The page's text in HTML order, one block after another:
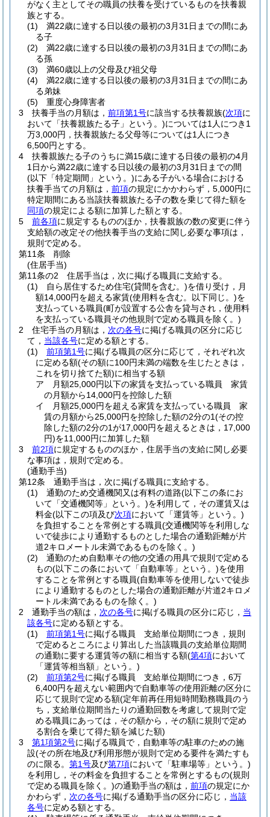
がなく主としてその職員の扶養を受けているものを扶養親
族とする。
(1)
満22歳に達する日以後の最初の3月31日までの間にあ
る子
(2)
満22歳に達する日以後の最初の3月31日までの間にあ
る孫
(3)
満60歳以上の父母及び祖父母
(4)
満22歳に達する日以後の最初の3月31日までの間にあ
る弟妹
(5)
重度心身障害者
3
扶養手当の月額は， 前項第1号に該当する扶養親族(次項に
おいて「扶養親族たる子」という。)については1人につき1
万3,000円，扶養親族たる父母等については1人につき
6,500円とする。
4
扶養親族たる子のうちに満15歳に達する日後の最初の4月
1日から満22歳に達する日以後の最初の3月31日までの間
(以下「特定期間」という。)にある子がいる場合における
扶養手当ての月額は， 前項の規定にかかわらず，5,000円に
特定期間にある当該扶養親族たる子の数を乗じて得た額を
同項の規定による額に加算した額とする。
5
前各項に規定するもののほか，扶養親族の数の変更に伴う
支給額の改定その他扶養手当の支給に関し必要な事項は，
規則で定める。
第11条
削除
(住居手当)
第11条の2
住居手当は，次に掲げる職員に支給する。
(1)
自ら居住するため住宅(貸間を含む。)を借り受け，月
額14,000円を超える家賃(使用料を含む。以下同じ。)を
支払っている職員(町が設置する公舎を貸与され，使用料
を支払っている職員その他規則で定める職員を除く。)
2
住宅手当の月額は， 次の各号に掲げる職員の区分に応じ
て， 当該各号に定める額とする。
(1)
前項第1号に掲げる職員の区分に応じて，それぞれ次
に定める額(その額に100円未満の端数を生じたときは，
これを切り捨てた額)に相当する額
ア
月額25,000円以下の家賃を支払っている職員 家賃
の月額から14,000円を控除した額
イ
月額25,000円を超える家賃を支払っている職員 家
賃の月額から25,000円を控除した額の2分の1(その控
除した額の2分の1が17,000円を超えるときは，17,000
円)を11,000円に加算した額
3
前2項に規定するもののほか，住居手当の支給に関し必要
な事項は，規則で定める。
(通勤手当)
第12条
通勤手当は，次に掲げる職員に支給する。
(1)
通勤のため交通機関又は有料の道路(以下この条にお
いて「交通機関等」という。)を利用して，その運賃又は
料金(以下この項及び次項において「運賃等」という。)
を負担することを常例とする職員(交通機関等を利用しな
いで徒歩により通勤するものとした場合の通勤距離が片
道2キロメートル未満であるものを除く。)
(2)
通勤のため自動車その他の交通の用具で規則で定める
もの(以下この条において「自動車等」という。)を使用
することを常例とする職員(自動車等を使用しないで徒歩
により通勤するものとした場合の通勤距離が片道2キロメ
ートル未満であるものを除く。)
2
通勤手当の額は， 次の各号に掲げる職員の区分に応じ， 当
該各号に定める額とする。
(1)
前項第1号に掲げる職員 支給単位期間につき，規則
で定めるところにより算出した当該職員の支給単位期間
の通勤に要する運賃等の額に相当する額(第4項において
「運賃等相当額」という。)
(2)
前項第2号に掲げる職員 支給単位期間につき，6万
6,400円を超えない範囲内で自動車等の使用距離の区分に
応じて規則で定める額(定年前再任用短時間勤務職員のう
ち，支給単位期間当たりの通勤回数を考慮して規則で定
める職員にあっては，その額から，その額に規則で定め
る割合を乗じて得た額を減じた額)
3
第1項第2号に掲げる職員で，自動車等の駐車のための施
設(その所在地及び利用形態が規則で定める要件を満たすも
のに限る。 第1号及び第7項において「駐車場等」という。)
を利用し，その料金を負担することを常例とするもの(規則
で定める職員を除く。)の通勤手当の額は， 前項の規定にか
かわらず， 次の各号に掲げる通勤手当の区分に応じ， 当該
各号に定める額とする。